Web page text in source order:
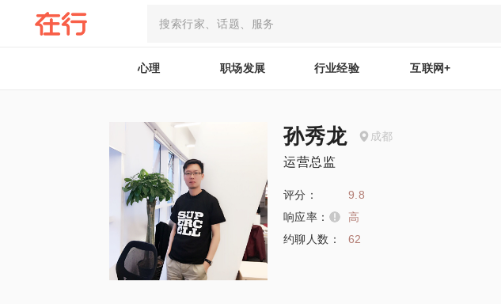
心理 职场发展 行业经验 互联网+
孙秀龙 成都
运营总监
评分：
9.8
响应率：
高
约聊人数：
62